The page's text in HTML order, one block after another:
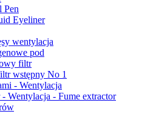
Pen
Eyeliner
wentylacja
pod
filtr
wstępny No 1
- Wentylacja
Wentylacja - Fume extractor